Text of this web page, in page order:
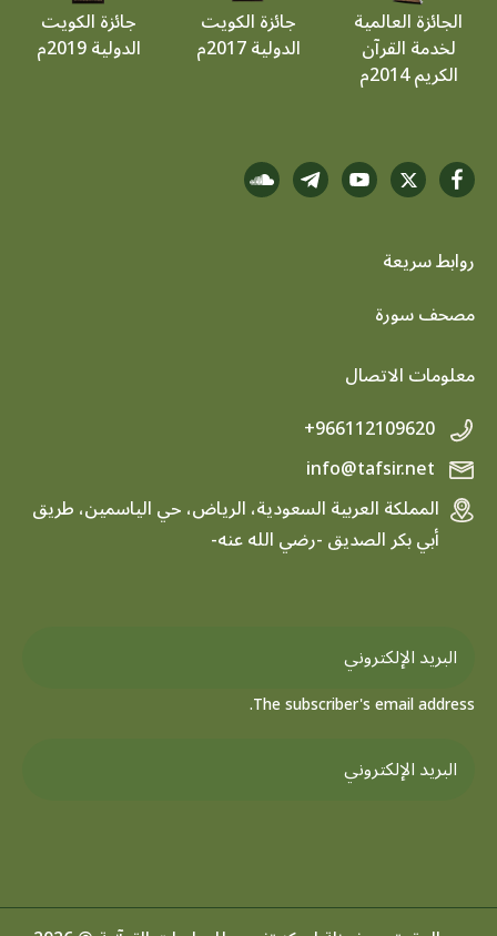
الجائزة العالمية
لخدمة القرآن
الكريم 2014م
جائزة الكويت
الدولية 2017م
جائزة الكويت
الدولية 2019م
روابط سريعة
footer menu
مصحف سورة
معلومات الاتصال
+966112109620
info@tafsir.net
المملكة العربية السعودية، الرياض، حي الياسمين، طريق
أبي بكر الصديق -رضي الله عنه-
The subscriber's email address.